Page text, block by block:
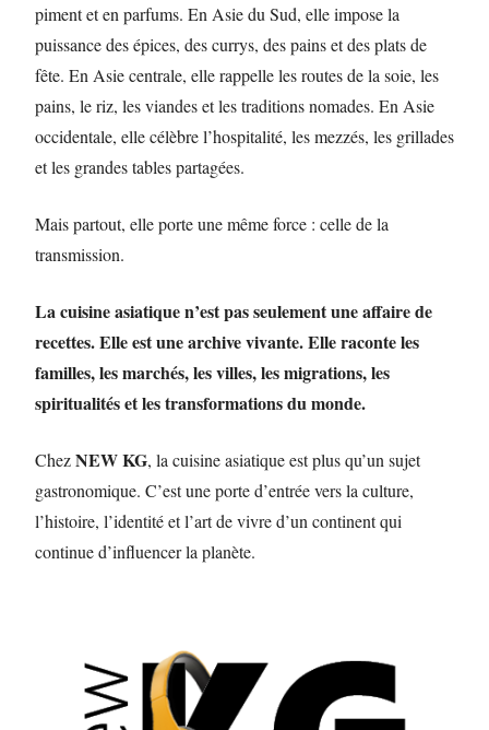
piment et en parfums. En Asie du Sud, elle impose la
puissance des épices, des currys, des pains et des plats de
fête. En Asie centrale, elle rappelle les routes de la soie, les
pains, le riz, les viandes et les traditions nomades. En Asie
occidentale, elle célèbre l’hospitalité, les mezzés, les grillades
et les grandes tables partagées.
Mais partout, elle porte une même force : celle de la
transmission.
La cuisine asiatique n’est pas seulement une affaire de
recettes. Elle est une archive vivante. Elle raconte les
familles, les marchés, les villes, les migrations, les
spiritualités et les transformations du monde.
ChezNEW KG, la cuisine asiatique est plus qu’un sujet
gastronomique. C’est une porte d’entrée vers la culture,
l’histoire, l’identité et l’art de vivre d’un continent qui
continue d’influencer la planète.